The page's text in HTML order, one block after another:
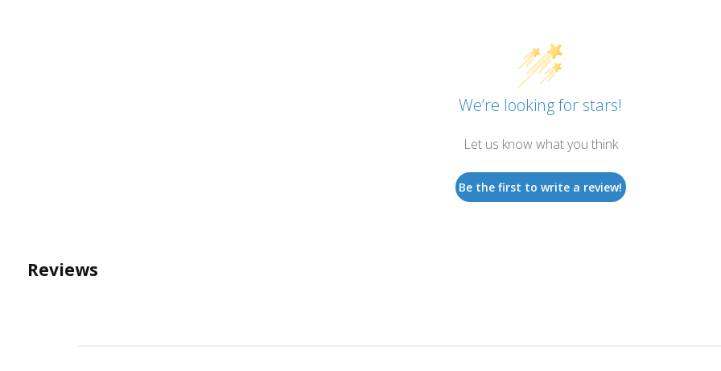
We’re looking for stars!
Let us know what you think
Be the first to write a review!
Reviews